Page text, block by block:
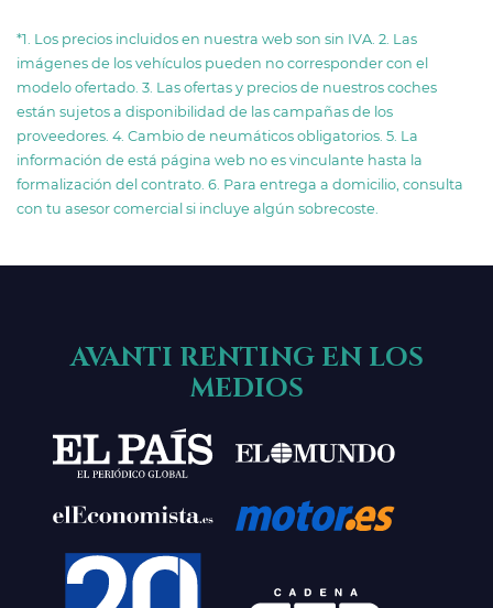
*1. Los precios incluidos en nuestra web son sin IVA. 2. Las
imágenes de los vehículos pueden no corresponder con el
modelo ofertado. 3. Las ofertas y precios de nuestros coches
están sujetos a disponibilidad de las campañas de los
proveedores. 4. Cambio de neumáticos obligatorios. 5. La
información de está página web no es vinculante hasta la
formalización del contrato. 6. Para entrega a domicilio, consulta
con tu asesor comercial si incluye algún sobrecoste.
AVANTI RENTING EN LOS
MEDIOS